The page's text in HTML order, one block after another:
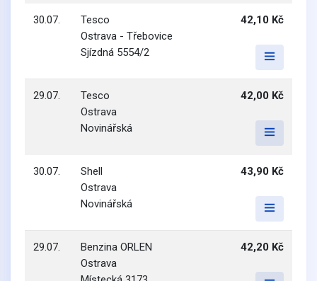
30.07.
Tesco
Ostrava - Třebovice
Sjízdná 5554/2
42,10 Kč
29.07.
Tesco
Ostrava
Novinářská
42,00 Kč
30.07.
Shell
Ostrava
Novinářská
43,90 Kč
29.07.
Benzina ORLEN
Ostrava
42,20 Kč